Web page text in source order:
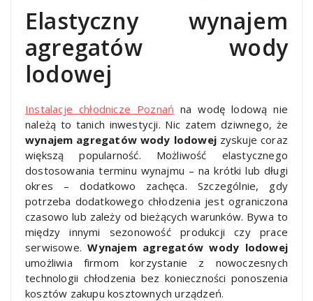
Elastyczny wynajem
agregatów wody
lodowej
Instalacje chłodnicze Poznań na wodę lodową nie
należą to tanich inwestycji. Nic zatem dziwnego, że
wynajem agregatów wody lodowejzyskuje coraz
większą popularność. Możliwość elastycznego
dostosowania terminu wynajmu – na krótki lub długi
okres – dodatkowo zachęca. Szczególnie, gdy
potrzeba dodatkowego chłodzenia jest ograniczona
czasowo lub zależy od bieżących warunków. Bywa to
między innymi sezonowość produkcji czy prace
serwisowe.Wynajem agregatów wody lodowej
umożliwia firmom korzystanie z nowoczesnych
technologii chłodzenia bez konieczności ponoszenia
kosztów zakupu kosztownych urządzeń.